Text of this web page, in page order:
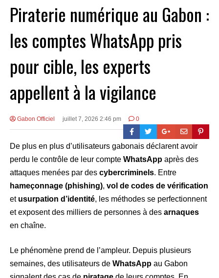
Piraterie numérique au Gabon :
les comptes WhatsApp pris
pour cible, les experts
appellent à la vigilance
Gabon Officiel juillet 7, 2026 2:46 pm 0
De plus en plus d’utilisateurs gabonais déclarent avoir
perdu le contrôle de leur compte WhatsApp après des
attaques menées par des cybercriminels. Entre
hameçonnage (phishing), vol de codes de vérification
et usurpation d’identité, les méthodes se perfectionnent
et exposent des milliers de personnes à des arnaques
en chaîne.
Le phénomène prend de l’ampleur. Depuis plusieurs
semaines, des utilisateurs de WhatsApp au Gabon